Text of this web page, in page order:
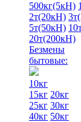
500кг(5кН)
2т(20кН)
5т(50кН)
20т(200кН)
Безмены
бытовые:
10кг
15кг 20кг
25кг 30кг
40кг 50кг